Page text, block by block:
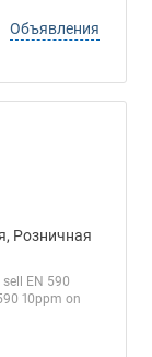
Объявления
Розничная
EN 590
10ppm on